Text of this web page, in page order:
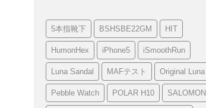
5本指靴下 BSHSBE22GM HIT
HumonHex iPhone5 iSmoothRun
Luna Sandal MAFテスト Original Luna
Pebble Watch POLAR H10 SALOMON